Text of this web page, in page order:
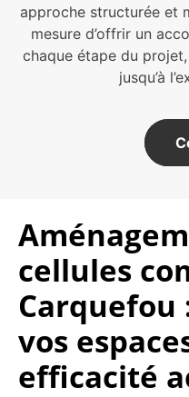
approche structurée et
mesure d’offrir un
chaque étape du
jusqu’à
cellules
Carquefou
vos
efficacité